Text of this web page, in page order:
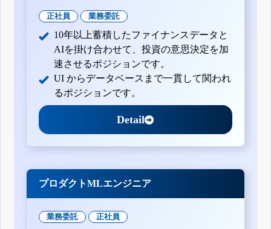
正社員 業務委託
10年以上蓄積したファイナンスデータと
AIを掛け合わせて、投資の意思決定を加
速させるポジションです。
UI からデータベースまで一貫して関われ
るポジションです。
Detail
プロダクトMLエンジニア
業務委託 正社員